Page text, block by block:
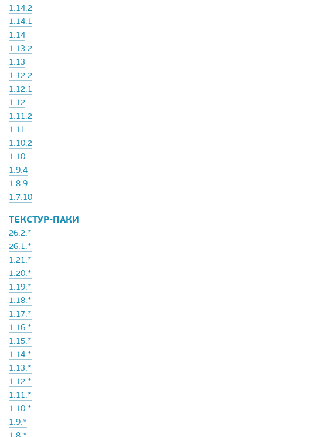
1.14.2
1.14.1
1.14
1.13.2
1.13
1.12.2
1.12.1
1.12
1.11.2
1.11
1.10.2
1.10
1.9.4
1.8.9
1.7.10
ТЕКСТУР-ПАКИ
26.2.*
26.1.*
1.21.*
1.20.*
1.19.*
1.18.*
1.17.*
1.16.*
1.15.*
1.14.*
1.13.*
1.12.*
1.11.*
1.10.*
1.9.*